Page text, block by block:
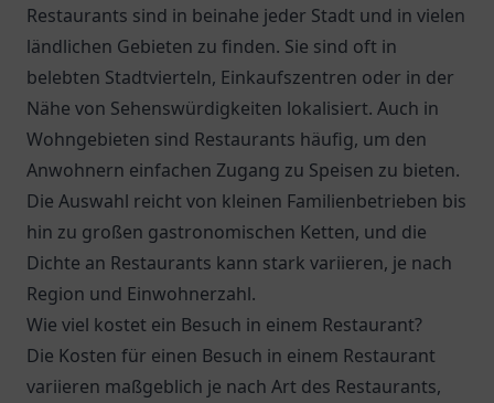
Restaurants sind in beinahe jeder Stadt und in vielen
ländlichen Gebieten zu finden. Sie sind oft in
belebten Stadtvierteln, Einkaufszentren oder in der
Nähe von Sehenswürdigkeiten lokalisiert. Auch in
Wohngebieten sind Restaurants häufig, um den
Anwohnern einfachen Zugang zu Speisen zu bieten.
Die Auswahl reicht von kleinen Familienbetrieben bis
hin zu großen gastronomischen Ketten, und die
Dichte an Restaurants kann stark variieren, je nach
Region und Einwohnerzahl.
Wie viel kostet ein Besuch in einem Restaurant?
Die Kosten für einen Besuch in einem Restaurant
variieren maßgeblich je nach Art des Restaurants,